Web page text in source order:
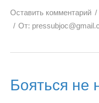
Оставить комментарий
От:
Бояться не